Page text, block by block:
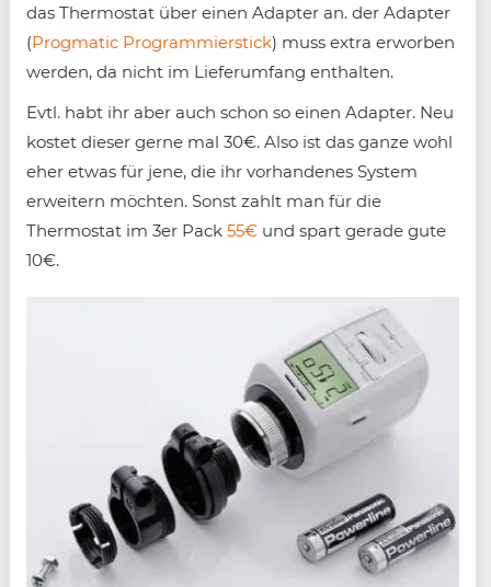
das Thermostat über einen Adapter an. der Adapter
(Progmatic Programmierstick) muss extra erworben
werden, da nicht im Lieferumfang enthalten.
Evtl. habt ihr aber auch schon so einen Adapter. Neu
kostet dieser gerne mal 30€. Also ist das ganze wohl
eher etwas für jene, die ihr vorhandenes System
erweitern möchten. Sonst zahlt man für die
Thermostat im 3er Pack 55€ und spart gerade gute
10€.